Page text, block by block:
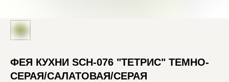
ФЕЯ КУХНИ SCH-076 "ТЕТРИС" ТЕМНО-
СЕРАЯ/САЛАТОВАЯ/СЕРАЯ